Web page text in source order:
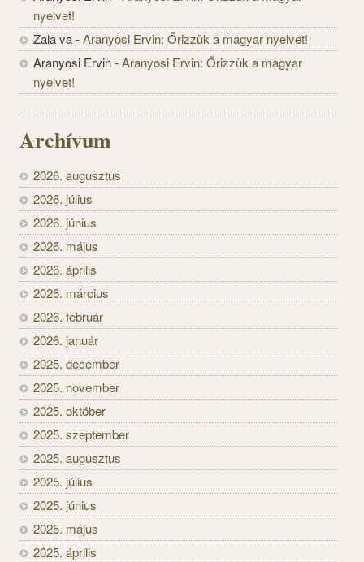
nyelvet!
Zala va-Aranyosi Ervin: Őrizzük a magyar nyelvet!
Aranyosi Ervin-Aranyosi Ervin: Őrizzük a magyar
nyelvet!
Archívum
2026. augusztus
2026. július
2026. június
2026. május
2026. április
2026. március
2026. február
2026. január
2025. december
2025. november
2025. október
2025. szeptember
2025. augusztus
2025. július
2025. június
2025. május
2025. április